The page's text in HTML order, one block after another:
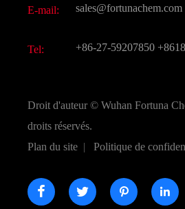
CAS chimiques
E-mail: sales@fortunachem.com
Tel: +86-27-59207850
Droit d'auteur © Wuhan Fortuna
droits réservés.
Plan du site | Politique de
   